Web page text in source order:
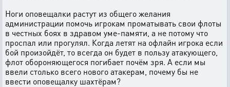
Ноги оповещалки растут из общего желания
администрации помочь игрокам проматывать свои флоты
в честных боях в здравом уме-памяти, а не потому что
проспал или прогулял. Когда летят на офлайн игрока если
бой произойдёт, то всегда он будет в пользу атакующего,
флот обороняющегося погибает почём зря. А если мы
ввели столько всего нового атакерам, почему бы не
ввести оповещалку шахтёрам?